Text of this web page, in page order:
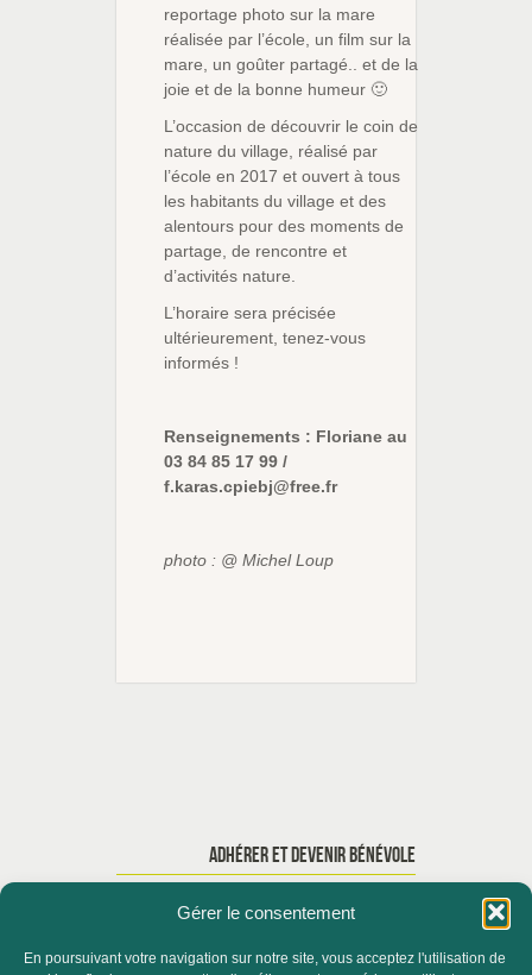
Gérer le consentement
En poursuivant votre navigation sur notre site, vous acceptez l'utilisation de
reportage photo sur la mare
réalisée par l’école, un film sur la
mare, un goûter partagé.. et de la
joie et de la bonne humeur 🙂
L’occasion de découvrir le coin de
nature du village, réalisé par
l’école en 2017 et ouvert à tous
les habitants du village et des
alentours pour des moments de
partage, de rencontre et
d’activités nature.
L’horaire sera précisée
ultérieurement, tenez-vous
informés !
Renseignements : Floriane au
03 84 85 17 99 /
f.karas.cpiebj@free.fr
photo : @ Michel Loup
ADHÉRER ET DEVENIR BÉNÉVOLE